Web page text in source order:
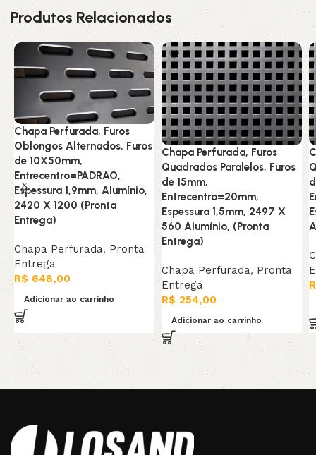
Produtos Relacionados
Chapa Perfurada, Furos
Oblongos Alternados, Furos
de 10X50mm,
Entrecentro=PADRAO,
Espessura 1,9mm, Alumínio,
2420 X 1200 (Pronta
Entrega)
Chapa Perfurada, Pronta
Entrega
R$ 648,00
Adicionar ao carrinho
Chapa Perfurada, Furos
Quadrados Paralelos, Furos
de 15mm,
Entrecentro=20mm,
Espessura 1,5mm, 2497 X
560 Alumínio, (Pronta
Entrega)
Chapa Perfurada, Pronta
Entrega
R$ 254,00
Adicionar ao carrinho